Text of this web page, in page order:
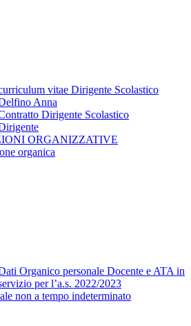
vitae Dirigente Scolastico
Anna
Dirigente Scolastico
ORGANIZZATIVE
organica
Organico personale Docente e ATA in
per l’a.s. 2022/2023
non a tempo indeterminato